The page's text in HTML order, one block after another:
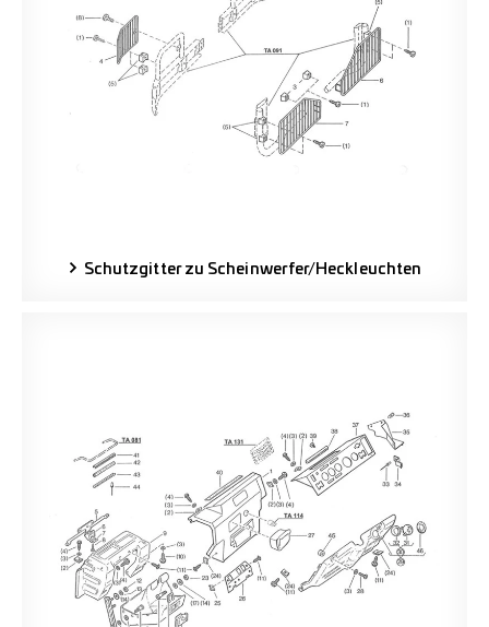
Schutzgitter zu Scheinwerfer/Heckleuchten